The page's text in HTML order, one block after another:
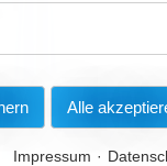
Alle
Impressum